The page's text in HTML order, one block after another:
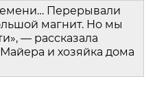
Перерывали
магнит. Но мы
— рассказала
и хозяйка дома